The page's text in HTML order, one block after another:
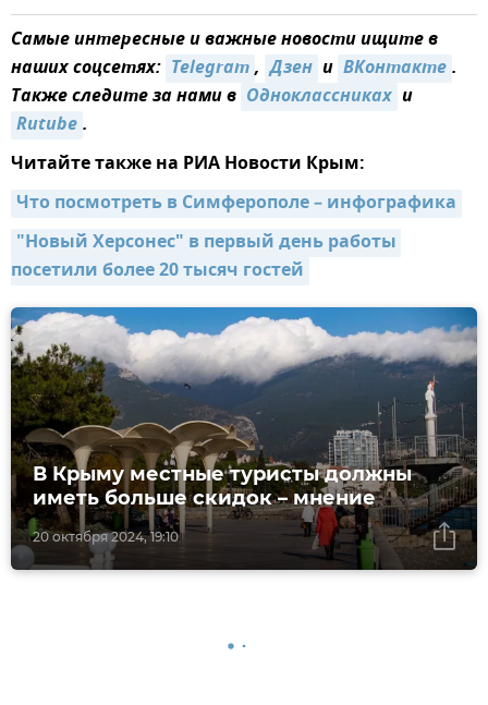
Самые интересные и важные новости ищите в
наших соцсетях: Telegram, Дзен и ВКонтакте.
Также следите за нами в Одноклассниках и
Rutube.
Читайте также на РИА Новости Крым:
Что посмотреть в Симферополе – инфографика
"Новый Херсонес" в первый день работы
посетили более 20 тысяч гостей
20 октября 2024, 19:10
В Крыму местные туристы должны
иметь больше скидок – мнение